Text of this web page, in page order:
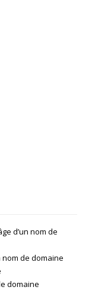
d’un nom de
nom de domaine
domaine